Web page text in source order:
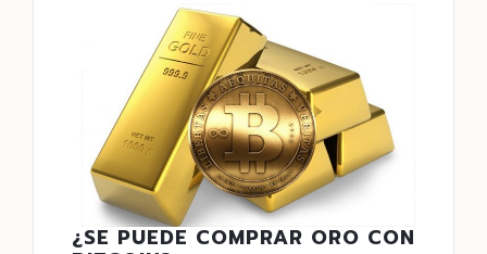
¿SE PUEDE COMPRAR ORO CON